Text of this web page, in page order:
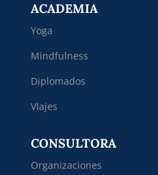
ACADEMIA
Yoga
Mindfulness
Diplomados
VIajes
CONSULTORA
Organizaciones